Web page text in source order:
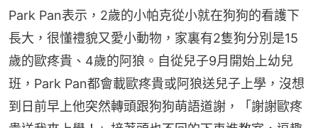
Park Pan表示，2歲的小帕克從小就在狗狗的看護下
長大，很懂禮貌又愛小動物，家裏有2隻狗分別是15
歲的歐疼貴、4歲的阿狼。自從兒子9月開始上幼兒
班，Park Pan都會載歐疼貴或阿狼送兒子上學，沒想
到日前早上他突然轉頭跟狗狗萌語道謝，「謝謝歐疼